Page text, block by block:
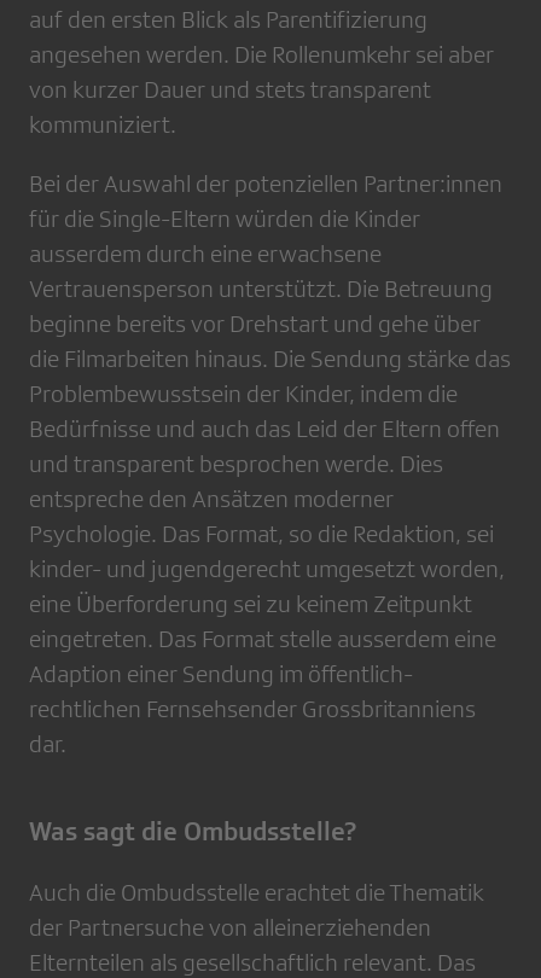
auf den ersten Blick als Parentifizierung
angesehen werden. Die Rollenumkehr sei aber
von kurzer Dauer und stets transparent
kommuniziert.
Bei der Auswahl der potenziellen Partner:innen
für die Single-Eltern würden die Kinder
ausserdem durch eine erwachsene
Vertrauensperson unterstützt. Die Betreuung
beginne bereits vor Drehstart und gehe über
die Filmarbeiten hinaus. Die Sendung stärke das
Problembewusstsein der Kinder, indem die
Bedürfnisse und auch das Leid der Eltern offen
und transparent besprochen werde. Dies
entspreche den Ansätzen moderner
Psychologie. Das Format, so die Redaktion, sei
kinder- und jugendgerecht umgesetzt worden,
eine Überforderung sei zu keinem Zeitpunkt
eingetreten. Das Format stelle ausserdem eine
Adaption einer Sendung im öffentlich-
rechtlichen Fernsehsender Grossbritanniens
dar.
Was sagt die Ombudsstelle?
Auch die Ombudsstelle erachtet die Thematik
der Partnersuche von alleinerziehenden
Elternteilen als gesellschaftlich relevant. Das